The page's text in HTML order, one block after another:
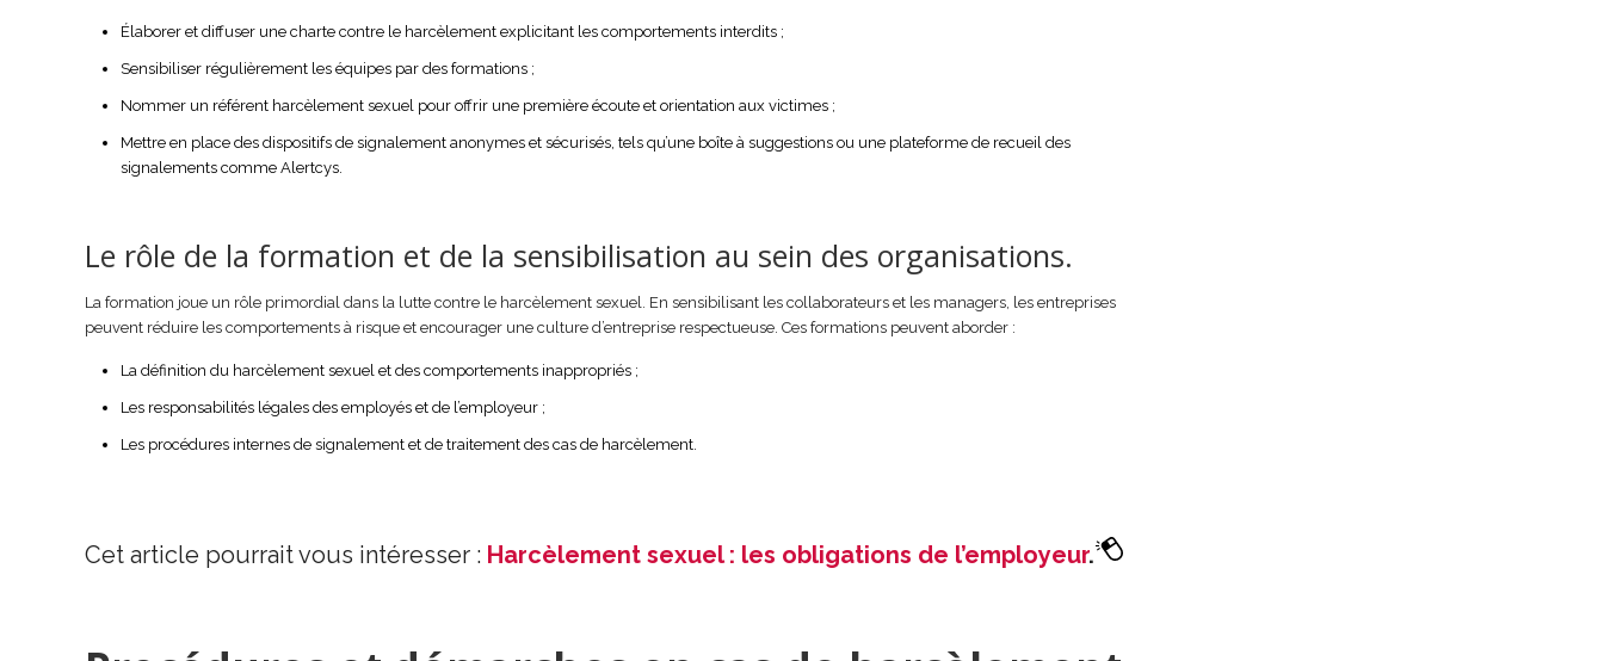
Élaborer et diffuser une charte contre le harcèlement explicitant les comportements interdits ;
Sensibiliser régulièrement les équipes par des formations ;
Nommer un référent harcèlement sexuel pour offrir une première écoute et orientation aux victimes ;
Mettre en place des dispositifs de signalement anonymes et sécurisés, tels qu’une boîte à suggestions ou une plateforme de recueil des
signalements comme Alertcys.
Le rôle de la formation et de la sensibilisation au sein des organisations.
La formation joue un rôle primordial dans la lutte contre le harcèlement sexuel. En sensibilisant les collaborateurs et les managers, les entreprises
peuvent réduire les comportements à risque et encourager une culture d’entreprise respectueuse. Ces formations peuvent aborder :
La définition du harcèlement sexuel et des comportements inappropriés ;
Les responsabilités légales des employés et de l’employeur ;
Les procédures internes de signalement et de traitement des cas de harcèlement.
Cet article pourrait vous intéresser : Harcèlement sexuel : les obligations de l’employeur.